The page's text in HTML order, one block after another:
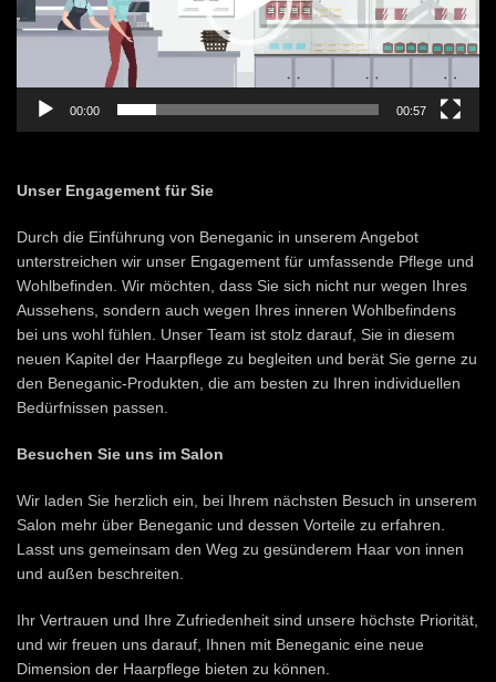
00:00 00:57
Unser Engagement für Sie
Durch die Einführung von Beneganic in unserem Angebot
unterstreichen wir unser Engagement für umfassende Pflege und
Wohlbefinden. Wir möchten, dass Sie sich nicht nur wegen Ihres
Aussehens, sondern auch wegen Ihres inneren Wohlbefindens
bei uns wohl fühlen. Unser Team ist stolz darauf, Sie in diesem
neuen Kapitel der Haarpflege zu begleiten und berät Sie gerne zu
den Beneganic-Produkten, die am besten zu Ihren individuellen
Bedürfnissen passen.
Besuchen Sie uns im Salon
Wir laden Sie herzlich ein, bei Ihrem nächsten Besuch in unserem
Salon mehr über Beneganic und dessen Vorteile zu erfahren.
Lasst uns gemeinsam den Weg zu gesünderem Haar von innen
und außen beschreiten.
Ihr Vertrauen und Ihre Zufriedenheit sind unsere höchste Priorität,
und wir freuen uns darauf, Ihnen mit Beneganic eine neue
Dimension der Haarpflege bieten zu können.